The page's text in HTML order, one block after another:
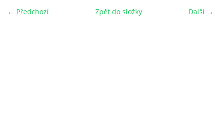
← Předchozí Další →
Zpět do složky